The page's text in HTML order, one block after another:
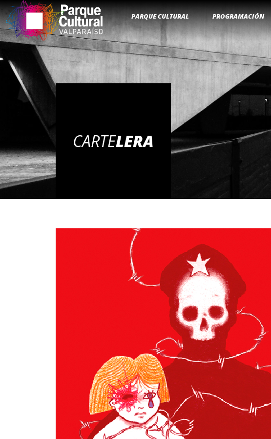
PARQUE CULTURAL PROGRAMACIÓN
CARTELERA